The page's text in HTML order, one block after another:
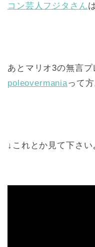
コン芸人フジタさん
あとマリオ3の無言
poleovermaniaって方
↓これとか見て下さい